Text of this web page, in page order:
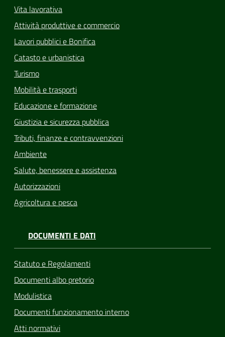
Vita lavorativa
Attività produttive e commercio
Lavori pubblici e Bonifica
Catasto e urbanistica
Turismo
Mobilità e trasporti
Educazione e formazione
Giustizia e sicurezza pubblica
Tributi, finanze e contravvenzioni
Ambiente
Salute, benessere e assistenza
Autorizzazioni
Agricoltura e pesca
DOCUMENTI E DATI
Statuto e Regolamenti
Documenti albo pretorio
Modulistica
Documenti funzionamento interno
Atti normativi